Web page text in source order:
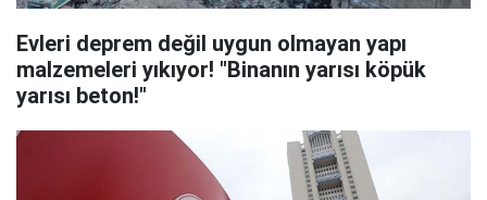
Evleri deprem değil uygun olmayan yapı
malzemeleri yıkıyor! "Binanın yarısı köpük
yarısı beton!"